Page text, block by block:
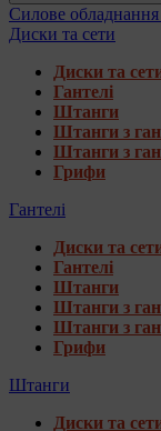
Силове обладнання
Диски та сети
Диски та
Гантелі
Штанги
Штанги з
Штанги з
Грифи
Гантелі
Диски та
Гантелі
Штанги
Штанги з
Штанги з
Грифи
Штанги
Диски та